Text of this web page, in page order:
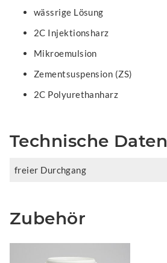
wässrige Lösung
2C Injektionsharz
Mikroemulsion
Zementsuspension (ZS)
2C Polyurethanharz
Technische Daten
freier Durchgang
Zubehör